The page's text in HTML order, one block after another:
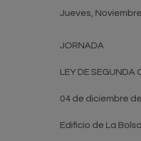
Jueves,
JORNADA
LEY DE SEGUNDA
04 de diciembre
Edificio de La